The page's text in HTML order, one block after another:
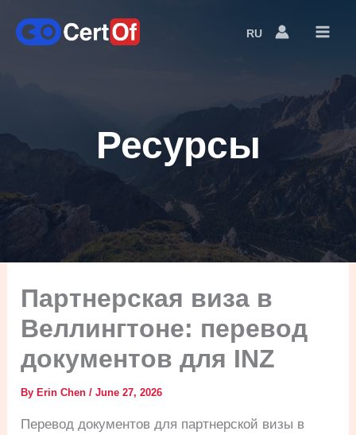
RULanguage
Ресурсы
Партнерская виза в
Веллингтоне: перевод
документов для INZ
ByErin Chen/June 27, 2026
Перевод документов для партнерской визы в